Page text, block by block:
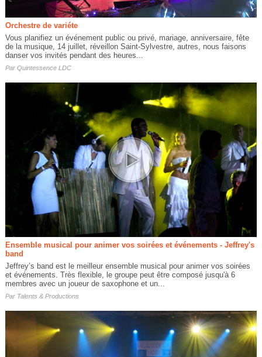
Orchestre de variéte
Vous planifiez un événement public ou privé, mariage, anniversaire, fête
de la musique, 14 juillet, réveillon Saint-Sylvestre, autres, nous faisons
danser vos invités pendant des heures...
Par Quintessence LDC
Ensemble musical pour animer vos soirées et événements - Jeffrey's
band
Jeffrey’s band est le meilleur ensemble musical pour animer vos soirées
et événements. Très flexible, le groupe peut être composé jusqu'à 6
membres avec un joueur de saxophone et un...
Par Talents & Productions